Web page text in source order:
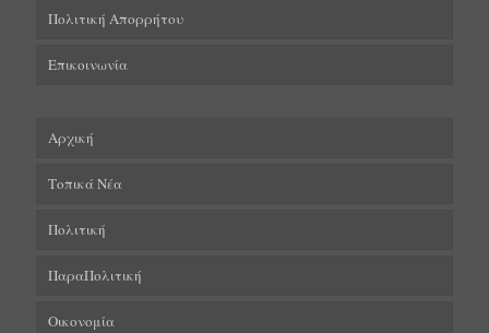
Πολιτική Απορρήτου
Επικοινωνία
Αρχική
Τοπικά Νέα
Πολιτική
ΠαραΠολιτική
Οικονομία